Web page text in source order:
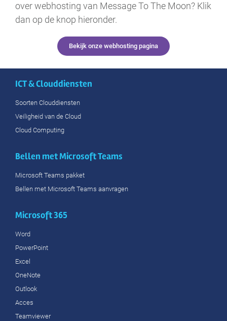
over webhosting van Message To The Moon? Klik
dan op de knop hieronder.
Bekijk onze webhosting pagina
ICT & Clouddiensten
Soorten Clouddiensten
Veiligheid van de Cloud
Cloud Computing
Bellen met Microsoft Teams
Microsoft Teams pakket
Bellen met Microsoft Teams aanvragen
Microsoft 365
Word
PowerPoint
Excel
OneNote
Outlook
Acces
Teamviewer